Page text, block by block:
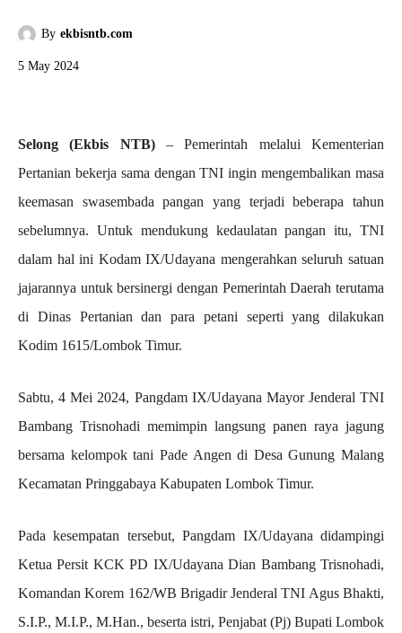
By ekbisntb.com
5 May 2024
Selong (Ekbis NTB)– Pemerintah melalui Kementerian
Pertanian bekerja sama dengan TNI ingin mengembalikan masa
keemasan swasembada pangan yang terjadi beberapa tahun
sebelumnya. Untuk mendukung kedaulatan pangan itu, TNI
dalam hal ini Kodam IX/Udayana mengerahkan seluruh satuan
jajarannya untuk bersinergi dengan Pemerintah Daerah terutama
di Dinas Pertanian dan para petani seperti yang dilakukan
Kodim 1615/Lombok Timur.
Sabtu, 4 Mei 2024, Pangdam IX/Udayana Mayor Jenderal TNI
Bambang Trisnohadi memimpin langsung panen raya jagung
bersama kelompok tani Pade Angen di Desa Gunung Malang
Kecamatan Pringgabaya Kabupaten Lombok Timur.
Pada kesempatan tersebut, Pangdam IX/Udayana didampingi
Ketua Persit KCK PD IX/Udayana Dian Bambang Trisnohadi,
Komandan Korem 162/WB Brigadir Jenderal TNI Agus Bhakti,
S.I.P., M.I.P., M.Han., beserta istri, Penjabat (Pj) Bupati Lombok